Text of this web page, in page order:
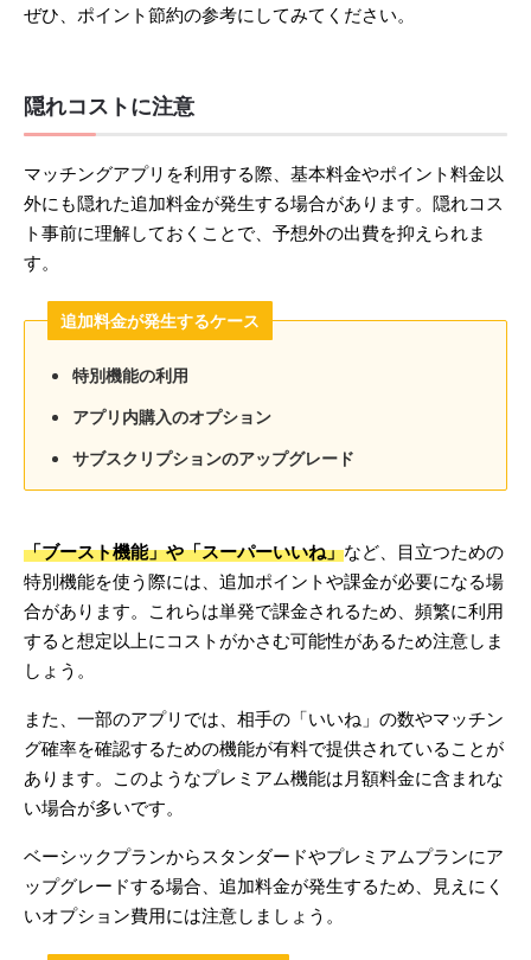
ぜひ、ポイント節約の参考にしてみてください。
隠れコストに注意
マッチングアプリを利用する際、基本料金やポイント料金以
外にも隠れた追加料金が発生する場合があります。隠れコス
ト事前に理解しておくことで、予想外の出費を抑えられま
す。
追加料金が発生するケース
特別機能の利用
アプリ内購入のオプション
サブスクリプションのアップグレード
「ブースト機能」や「スーパーいいね」など、目立つための
特別機能を使う際には、追加ポイントや課金が必要になる場
合があります。これらは単発で課金されるため、頻繁に利用
すると想定以上にコストがかさむ可能性があるため注意しま
しょう。
また、一部のアプリでは、相手の「いいね」の数やマッチン
グ確率を確認するための機能が有料で提供されていることが
あります。このようなプレミアム機能は月額料金に含まれな
い場合が多いです。
ベーシックプランからスタンダードやプレミアムプランにア
ップグレードする場合、追加料金が発生するため、見えにく
いオプション費用には注意しましょう。